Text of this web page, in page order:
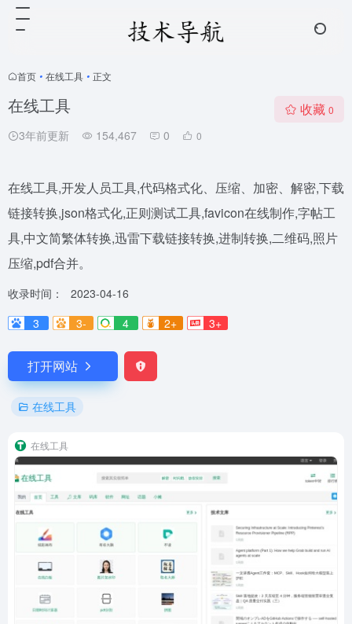
首页 • 在线工具 • 正文
在线工具
3年前更新 154,467 0 0
收藏 0
在线工具,开发人员工具,代码格式化、压缩、加密、解密,下载
链接转换,json格式化,正则测试工具,favicon在线制作,字帖工
具,中文简繁体转换,迅雷下载链接转换,进制转换,二维码,照片
压缩,pdf合并。
收录时间：
2023-04-16
3
3- 4 2+ 3+
打开网站
在线工具
在线工具